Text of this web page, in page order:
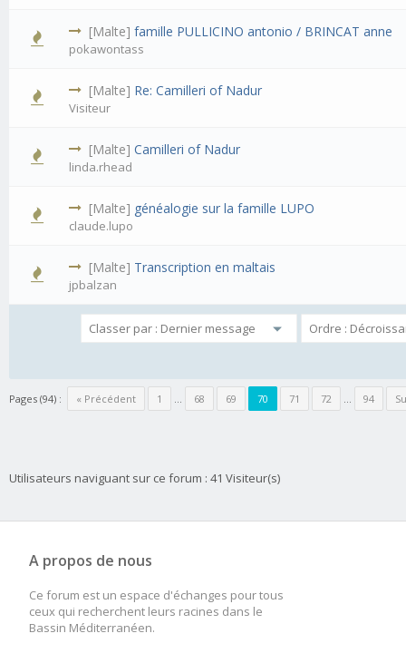
[Malte]famille PULLICINO antonio / BRINCAT anne
pokawontass
[Malte] Re: Camilleri of Nadur
Visiteur
[Malte]Camilleri of Nadur
linda.rhead
[Malte] généalogie sur la famille LUPO
claude.lupo
[Malte] Transcription en maltais
jpbalzan
Pages (94) : « Précédent 1 … 68 69 70 71 72 … 94
Utilisateurs naviguant sur ce forum : 41 Visiteur(s)
A propos de nous
Ce forum est un espace d'échanges pour tous
ceux qui recherchent leurs racines dans le
Bassin Méditerranéen.